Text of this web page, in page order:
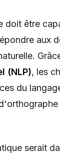
doit être
aux
(NLP), les
du
serait